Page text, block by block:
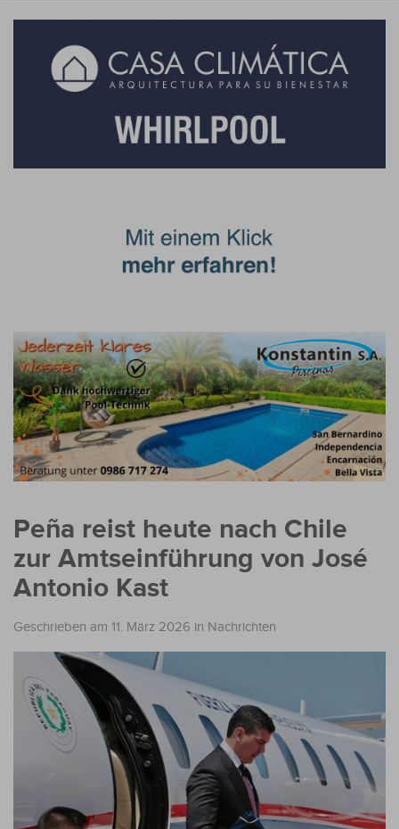
Peña reist heute nach Chile
zur Amtseinführung von José
Antonio Kast
Geschrieben am 11. März 2026 in Nachrichten